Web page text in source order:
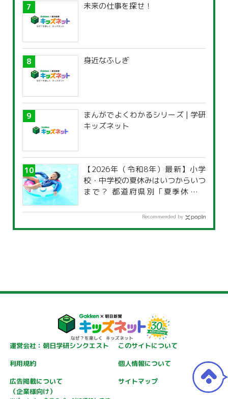
未来の仕事を探せ！
身近なふしぎ
まんがでよくわかるシリーズ | 学研
キッズネット
【2026年（令和8年）最新】小学
校・中学校の夏休みはいつからいつ
まで？ 都道府県別「夏季休暇一
Recommended by
運営会社：朝日学研シンクエスト
このサイトについて
利用規約
個人情報について
広告掲載について
（企業様向け）
サイトマップ